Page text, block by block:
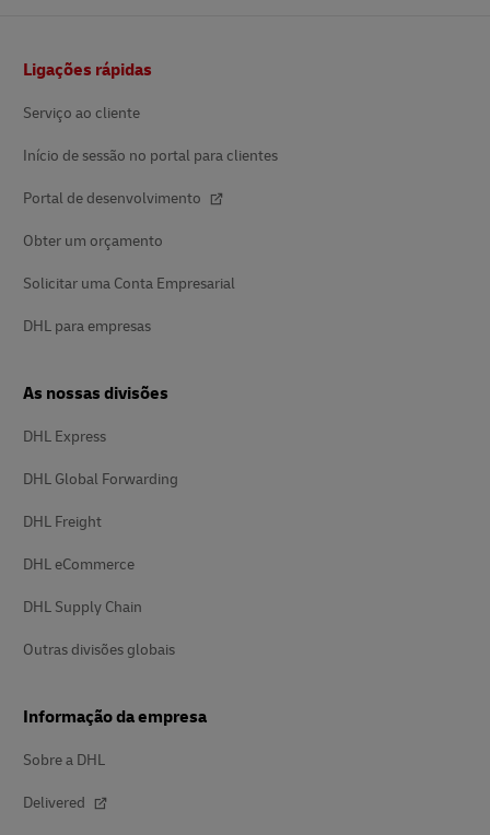
Ligações rápidas
Serviço ao cliente
Início de sessão no portal para clientes
Portal de desenvolvimento
Obter um orçamento
Solicitar uma Conta Empresarial
DHL para empresas
As nossas divisões
DHL Express
DHL Global Forwarding
DHL Freight
DHL eCommerce
DHL Supply Chain
Outras divisões globais
Informação da empresa
Sobre a DHL
Delivered